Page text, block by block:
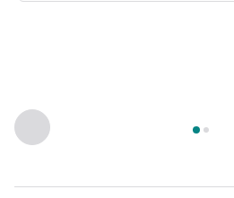
Zurück - Zugang und Transport
Seite1 , Zugang und